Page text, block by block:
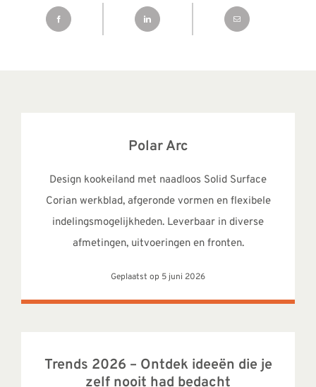
Polar Arc
Design kookeiland met naadloos Solid Surface
Corian werkblad, afgeronde vormen en flexibele
indelingsmogelijkheden. Leverbaar in diverse
afmetingen, uitvoeringen en fronten.
Geplaatst op 5 juni 2026
Trends 2026 – Ontdek ideeën die je
zelf nooit had bedacht